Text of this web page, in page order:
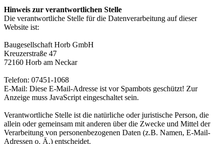
Hinweis zur verantwortlichen Stelle
Die verantwortliche Stelle für die Datenverarbeitung auf dieser
Website ist:
Baugesellschaft Horb GmbH
Kreuzerstraße 47
72160 Horb am Neckar
Telefon: 07451-1068
E-Mail: Diese E-Mail-Adresse ist vor Spambots geschützt! Zur
Anzeige muss JavaScript eingeschaltet sein.
Verantwortliche Stelle ist die natürliche oder juristische Person, die
allein oder gemeinsam mit anderen über die Zwecke und Mittel der
Verarbeitung von personenbezogenen Daten (z.B. Namen, E-Mail-
Adressen o. Ä.) entscheidet.